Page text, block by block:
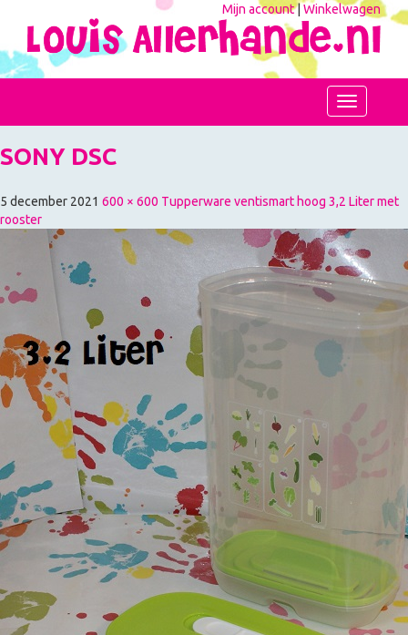
Mijn account|Winkelwagen
Toggle
navigation
SONY DSC
5 december 2021 600 × 600 Tupperware ventismart hoog 3,2 Liter met
rooster